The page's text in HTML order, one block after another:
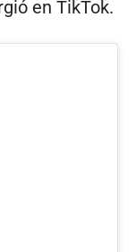
en TikTok.